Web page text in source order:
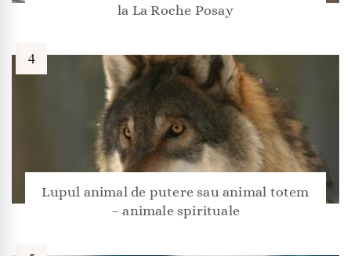
la La Roche Posay
Lupul animal de putere sau animal totem
– animale spirituale